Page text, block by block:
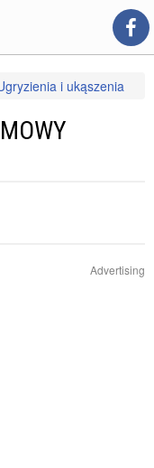
i ukąszenia
Advertising